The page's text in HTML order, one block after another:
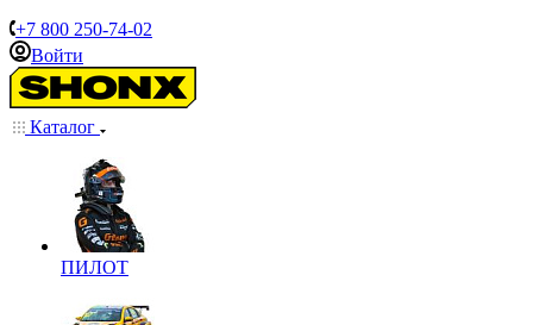
+7 800 250-74-02
Войти
Каталог
ПИЛОТ